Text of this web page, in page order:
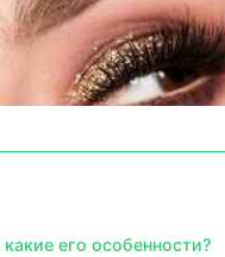
его особенности?